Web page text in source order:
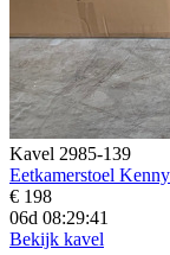
Kavel 2985-139
Eetkamerstoel
€ 198
06d 08:29:39
Bekijk kavel